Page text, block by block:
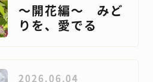
～開花編～ みど
りを、愛でる
2026.06.04